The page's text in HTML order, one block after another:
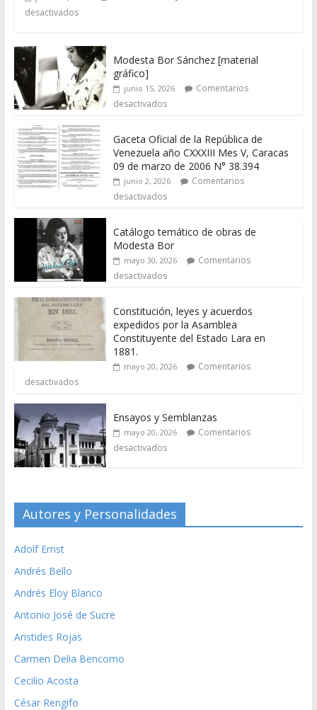
desactivados
Modesta Bor Sánchez [material
gráfico]
junio 15, 2026
Comentarios
desactivados
Gaceta Oficial de la República de
Venezuela año CXXXIII Mes V, Caracas
09 de marzo de 2006 N° 38.394
junio 2, 2026
Comentarios
desactivados
Catálogo temático de obras de
Modesta Bor
mayo 30, 2026
Comentarios
desactivados
Constitución, leyes y acuerdos
expedidos por la Asamblea
Constituyente del Estado Lara en
1881.
mayo 20, 2026
Comentarios
desactivados
Ensayos y Semblanzas
mayo 20, 2026
Comentarios
desactivados
Autores y Personalidades
Adolf Ernst
Andrés Bello
Andrés Eloy Blanco
Antonio José de Sucre
Aristides Rojas
Carmen Delia Bencomo
Cecilio Acosta
César Rengifo